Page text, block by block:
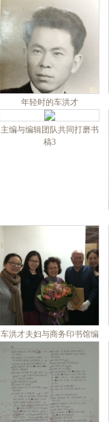
年轻时的车洪才
主编与编辑团队共同打磨书
稿3
车洪才夫妇与商务印书馆编